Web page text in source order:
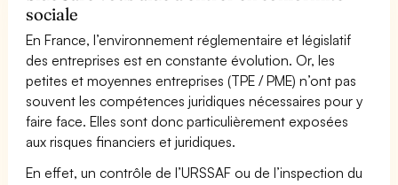
sociale
En France, l’environnement réglementaire et législatif
des entreprises est en constante évolution. Or, les
petites et moyennes entreprises (TPE / PME) n’ont pas
souvent les compétences juridiques nécessaires pour y
faire face. Elles sont donc particulièrement exposées
aux risques financiers et juridiques.
En effet, un contrôle de l’URSSAF ou de l’inspection du